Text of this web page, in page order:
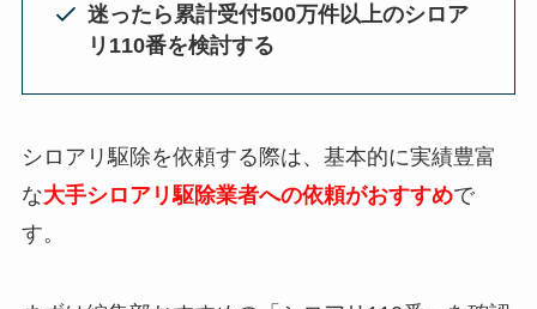
迷ったら累計受付500万件以上のシロア
リ110番を検討する
シロアリ駆除を依頼する際は、基本的に実績豊富
な大手シロアリ駆除業者への依頼がおすすめで
す。